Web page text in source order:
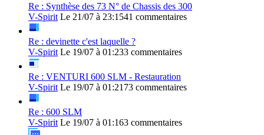
Re : Synthèse des 73 N° de Chassis des 300
V-Spirit Le 21/07 à 23:1541 commentaires
Re : devinette c'est laquelle ?
V-Spirit Le 19/07 à 01:233 commentaires
Re : VENTURI 600 SLM - Restauration
V-Spirit Le 19/07 à 01:21 73 commentaires
Re : 600 SLM
V-Spirit Le 19/07 à 01:163 commentaires